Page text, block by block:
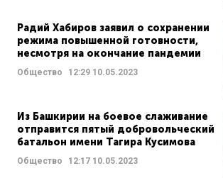
Радий Хабиров заявил о сохранении
режима повышенной готовности,
несмотря на окончание пандемии
Общество 12:29 10.05.2023
Из Башкирии на боевое слаживание
отправится пятый добровольческий
батальон имени Тагира Кусимова
Общество 12:17 10.05.2023